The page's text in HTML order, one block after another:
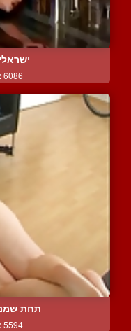
6086 צפיות
תחת
5594 צפיות